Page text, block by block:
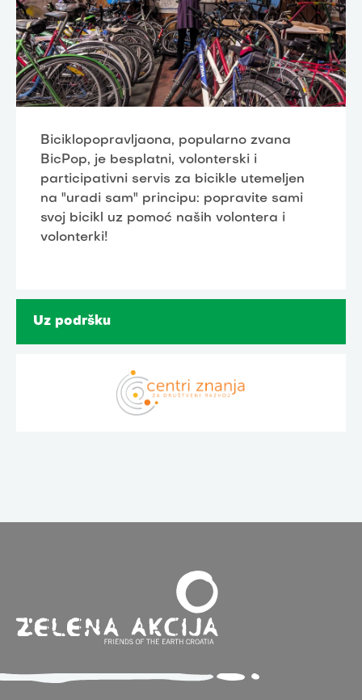
Biciklopopravljaona, popularno zvana
BicPop, je besplatni, volonterski i
participativni servis za bicikle utemeljen
na "uradi sam" principu: popravite sami
svoj bicikl uz pomoć naših volontera i
volonterki!
Uz podršku